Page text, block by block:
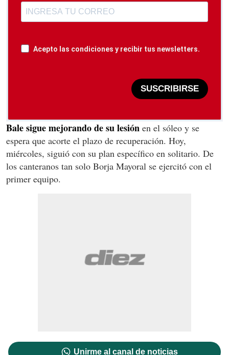
Acepto las condiciones y recibir tus newsletters.
SUSCRIBIRSE
Bale sigue mejorando de su lesión en el sóleo y se
espera que acorte el plazo de recuperación. Hoy,
miércoles, siguió con su plan específico en solitario. De
los canteranos tan solo Borja Mayoral se ejercitó con el
primer equipo.
Unirme al canal de noticias